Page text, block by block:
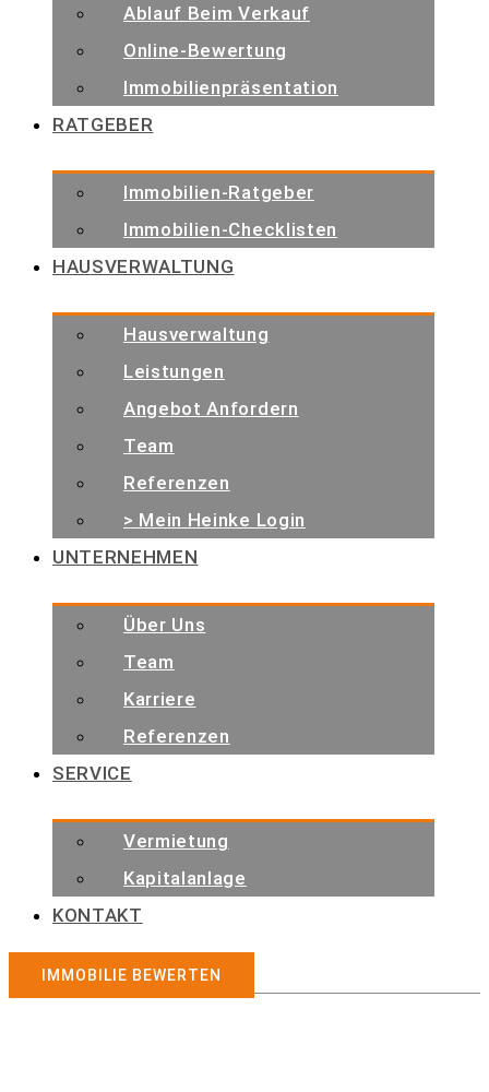
Ablauf Beim Verkauf
Online-Bewertung
Immobilienpräsentation
RATGEBER
Immobilien-Ratgeber
Immobilien-Checklisten
HAUSVERWALTUNG
Hausverwaltung
Leistungen
Angebot Anfordern
Team
Referenzen
> Mein Heinke Login
UNTERNEHMEN
Über Uns
Team
Karriere
Referenzen
SERVICE
Vermietung
Kapitalanlage
KONTAKT
IMMOBILIE BEWERTEN